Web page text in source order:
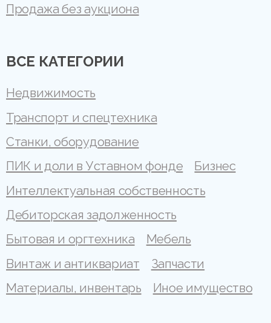
Продажа без аукциона
ВСЕ КАТЕГОРИИ
Недвижимость
Транспорт и спецтехника
Станки, оборудование
ПИК и доли в Уставном фонде
Бизнес
Интеллектуальная собственность
Дебиторская задолженность
Бытовая и оргтехника
Мебель
Винтаж и антиквариат
Запчасти
Материалы, инвентарь
Иное имущество